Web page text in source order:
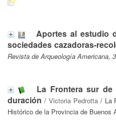
Aportes al estudio
sociedades cazadoras-
Revista de Arqueología Americana,
La Frontera sur
duración / Victoria Pedrotta/ La
Histórico de la Provincia de Buenos